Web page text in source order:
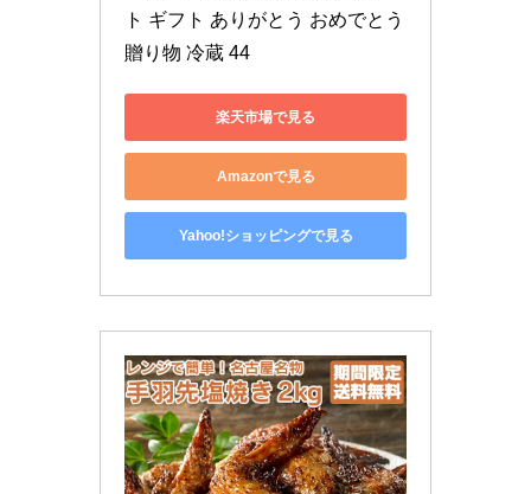
ト ギフト ありがとう おめでとう
贈り物 冷蔵 44
楽天市場で見る
Amazonで見る
Yahoo!ショッピングで見る